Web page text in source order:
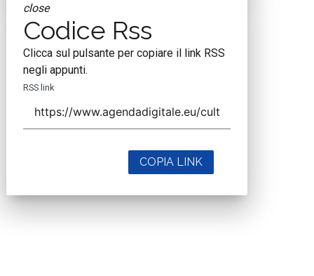
close
Codice Rss
Clicca sul pulsante per copiare il link RSS
negli appunti.
RSS link
COPIA LINK